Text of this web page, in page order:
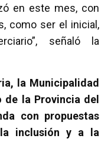
en este mes, con
como ser el inicial,
señaló la
la Municipalidad
de la Provincia del
con propuestas
inclusión y a la